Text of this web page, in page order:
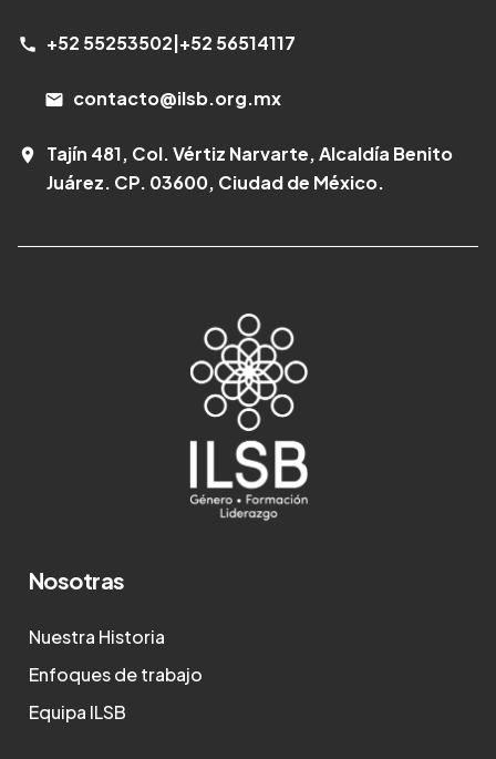
call +52 55253502 +52 56514117
email contacto@ilsb.org.mx
room
Tajín 481, Col. Vértiz Narvarte, Alcaldía Benito
Juárez. CP. 03600, Ciudad de México.
Nosotras
Nuestra Historia
Enfoques de trabajo
Equipa ILSB